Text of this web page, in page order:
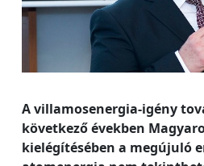
A villamosenergia-igény
következő években
kielégítésében a megújuló